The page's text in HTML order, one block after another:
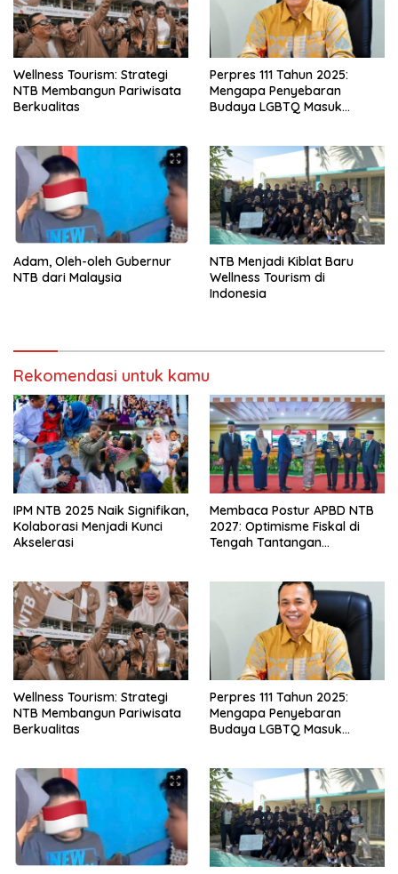
Wellness Tourism: Strategi
NTB Membangun Pariwisata
Berkualitas
Perpres 111 Tahun 2025:
Mengapa Penyebaran
Budaya LGBTQ Masuk
Adam, Oleh-oleh Gubernur
NTB dari Malaysia
NTB Menjadi Kiblat Baru
Wellness Tourism di
Indonesia
Rekomendasi untuk kamu
IPM NTB 2025 Naik Signifikan,
Kolaborasi Menjadi Kunci
Akselerasi
Membaca Postur APBD NTB
2027: Optimisme Fiskal di
Tengah Tantangan
Wellness Tourism: Strategi
NTB Membangun Pariwisata
Berkualitas
Perpres 111 Tahun 2025:
Mengapa Penyebaran
Budaya LGBTQ Masuk